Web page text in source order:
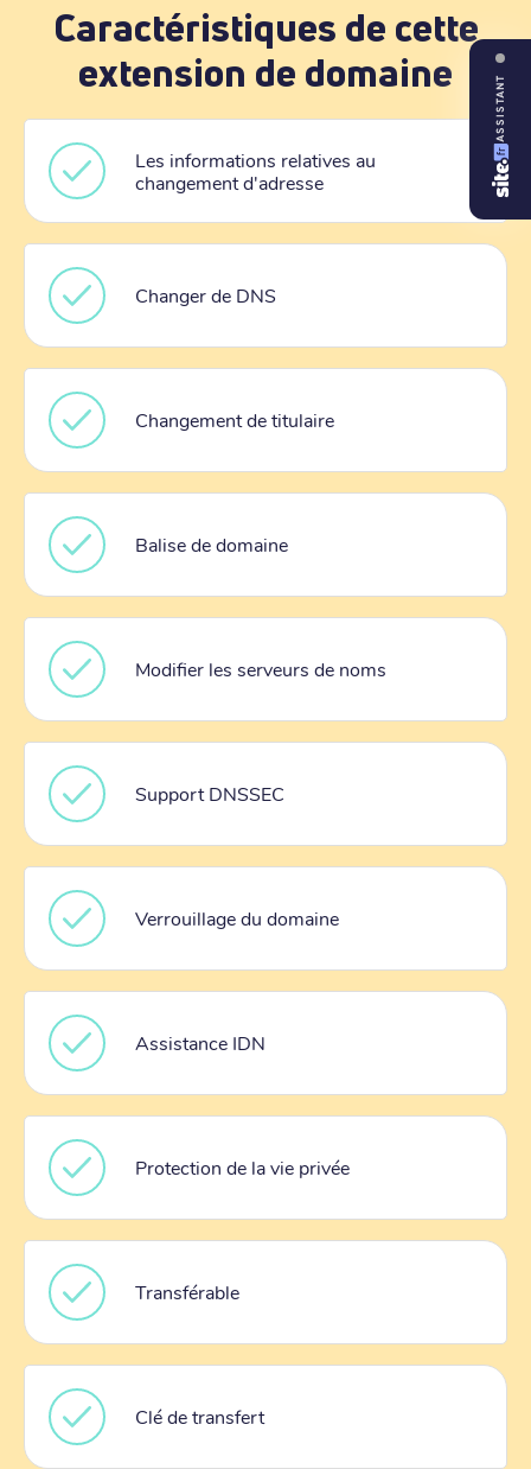
Caractéristiques de cette
extension de domaine
Les informations relatives au
changement d'adresse
Changer de DNS
Changement de titulaire
Balise de domaine
Modifier les serveurs de noms
Support DNSSEC
Verrouillage du domaine
Assistance IDN
Protection de la vie privée
Transférable
Clé de transfert
ASSISTANT